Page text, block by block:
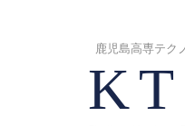
鹿児島高専テク